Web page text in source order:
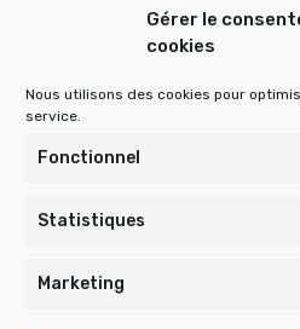
Gérer le
cookies
Nous utilisons des cookies pour
service.
Fonctionnel
Statistiques
Marketing
Publications archivées
archivées